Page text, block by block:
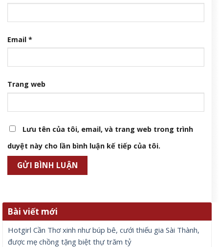
Email *
Trang web
Lưu tên của tôi, email, và trang web trong trình
duyệt này cho lần bình luận kế tiếp của tôi.
Bài viết mới
Hotgirl Cần Thơ xinh như búp bê, cưới thiếu gia Sài Thành,
được mẹ chồng tặng biệt thự trăm tỷ